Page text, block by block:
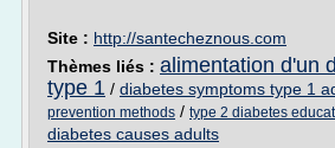
Site : http://santecheznous.com
Thèmes liés : alimentation d'un
type 1 / diabetes symptoms type 1
prevention methods / type 2 diabetes
diabetes causes adults